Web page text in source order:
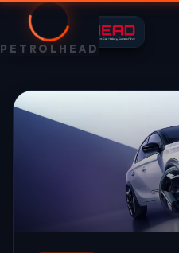
PETROLHEAD